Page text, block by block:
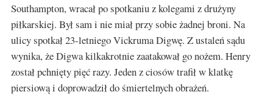
Southampton, wracał po spotkaniu z kolegami z drużyny
piłkarskiej. Był sam i nie miał przy sobie żadnej broni. Na
ulicy spotkał 23-letniego Vickruma Digwę. Z ustaleń sądu
wynika, że Digwa kilkakrotnie zaatakował go nożem. Henry
został pchnięty pięć razy. Jeden z ciosów trafił w klatkę
piersiową i doprowadził do śmiertelnych obrażeń.